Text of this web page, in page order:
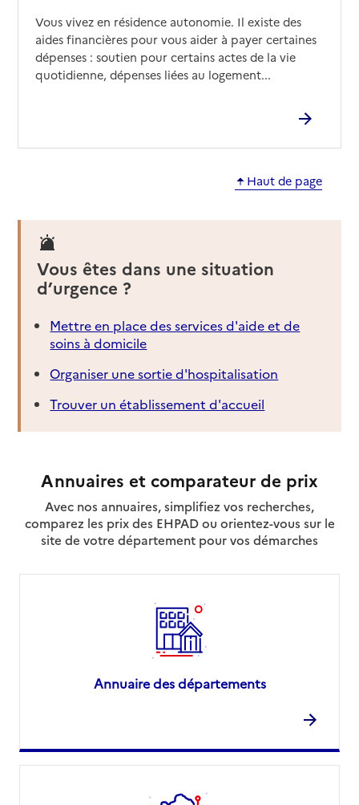
Vous vivez en résidence autonomie. Il existe des
aides financières pour vous aider à payer certaines
dépenses : soutien pour certains actes de la vie
quotidienne, dépenses liées au logement...
Haut de page
Vous êtes dans une situation
d’urgence ?
Mettre en place des services d'aide et de
soins à domicile
Organiser une sortie d'hospitalisation
Trouver un établissement d'accueil
Annuaires et comparateur de prix
Avec nos annuaires, simplifiez vos recherches,
comparez les prix des EHPAD ou orientez-vous sur le
site de votre département pour vos démarches
Annuaire des départements